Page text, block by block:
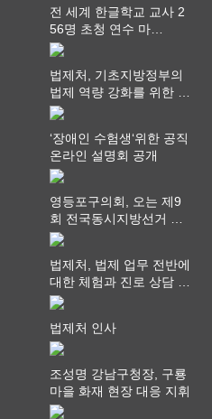
전 세계 한글학교 교사 2
56명 초청 연수 마
쳐...“수업은 더 깊게, 교
법제처, 기초지방정부의
법제 역량 강화를 위한 전
라권 현장설명회 개최
‘장애인 수험생‘위한 공직
온라인 설명회 공개
영등포구의회, 오는 제9
회 전국동시지방선거 ‧
"공직사회는 어느 때보다
를 지켜야 할 것"
법제처, 법제 업무 전반에
대한 체험과 진로 상담 기
회 제공
법제처 인사
조성명 강남구청장, 구룡
마을 화재 현장 대응 지휘